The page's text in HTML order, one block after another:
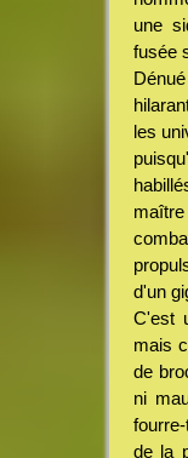
une
fusée
les
d'un
C'est
mais
de
ni
de la